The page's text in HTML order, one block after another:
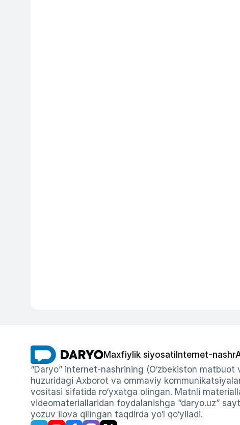
Maxfiylik siyosati Internet-nashr
“Daryo” internet-nashrining (O‘zbekiston
huzuridagi Axborot va ommaviy
vositasi sifatida ro‘yxatga olingan. Matnli
videomateriallaridan foydalanishga “daryo.uz”
yozuv ilova qilingan taqdirda yo‘l qo‘yiladi.